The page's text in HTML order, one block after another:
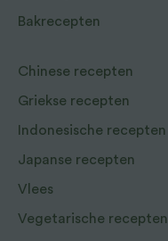
Bakrecepten
Chinese recepten
Griekse recepten
Indonesische recepten
Japanse recepten
Vlees
Vegetarische recepten